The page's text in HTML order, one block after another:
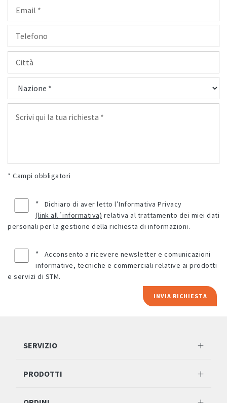
* Campi obbligatori
*
Dichiaro di aver letto l’Informativa Privacy
(link all´informativa)
personali per la gestione della richiesta di informazioni.
*
informative, tecniche e commerciali relative ai prodotti
e servizi di STM.
INVIA RICHIESTA
SERVIZIO
PRODOTTI